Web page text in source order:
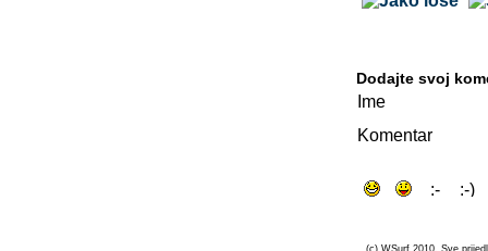
Dodajte svoj
Ime
Komentar
(c) WSurf 2010. Sve